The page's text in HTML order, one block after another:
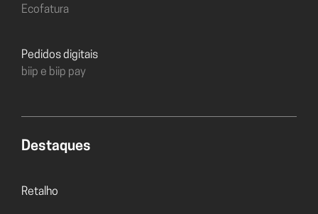
Ecofatura
Pedidos digitais
biip e biip pay
Destaques
Retalho